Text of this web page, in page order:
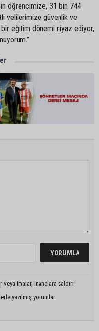
öğrencimize, 31 bin 744
velilerimize güvenlik ve
eğitim dönemi niyaz ediyor,
imalar, inançlara saldırı
yazılmış yorumlar